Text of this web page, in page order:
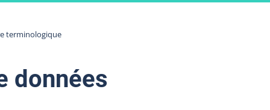
terminologique
données